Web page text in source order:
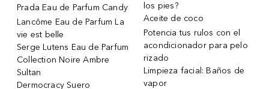
Prada Eau de Parfum Candy
Lancôme Eau de Parfum La
vie est belle
Serge Lutens Eau de Parfum
Collection Noire Ambre
Sultan
Dermocracy Suero
los pies?
Aceite de coco
Potencia tus rulos con el
acondicionador para pelo
rizado
Limpieza facial: Baños de
vapor